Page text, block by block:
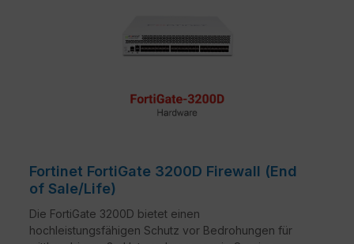
Fortinet FortiGate 3200D Firewall (End
of Sale/Life)
Die FortiGate 3200D bietet einen
hochleistungsfähigen Schutz vor Bedrohungen für